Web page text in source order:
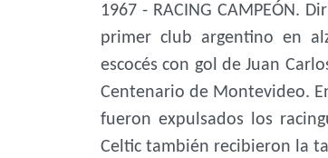
1967 - RACING CAMPEÓN.
primer club argentino en
escocés con gol de Juan
Centenario de Montevideo.
fueron expulsados los
Celtic también recibieron la